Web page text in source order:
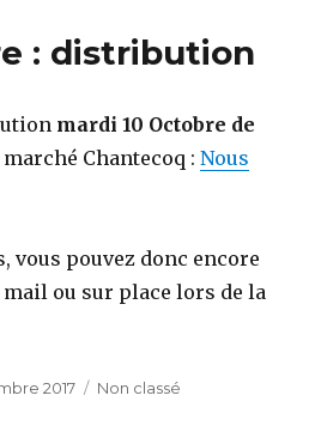
: distribution
mardi 10 Octobre de
marché Chantecoq :Nous
vous pouvez donc encore
ou sur place lors de la
2017 Catégories
Non classé